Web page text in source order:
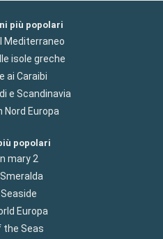
più popolari
Mediterraneo
isole greche
ai Caraibi
e Scandinavia
Nord Europa
popolari
mary 2
Seaside
Europa
the Seas